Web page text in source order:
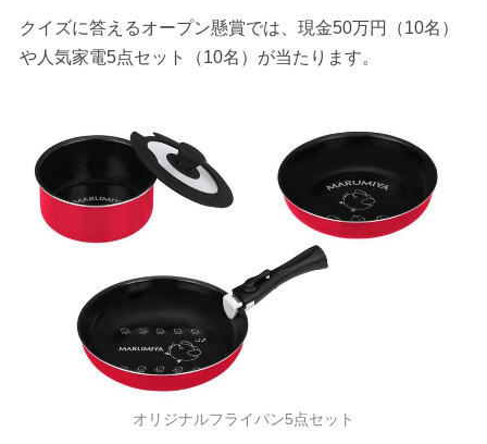
クイズに答えるオープン懸賞では、現金50万円（10名）
や人気家電5点セット（10名）が当たります。
オリジナルフライパン5点セット